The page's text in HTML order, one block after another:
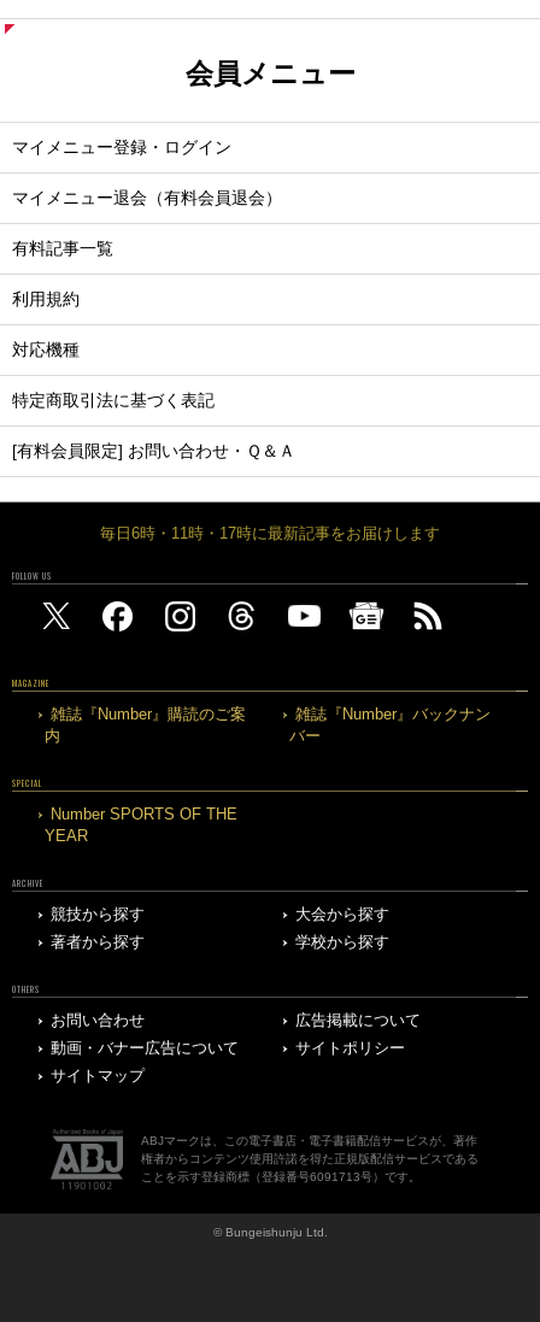
会員メニュー
マイメニュー登録・ログイン
マイメニュー退会（有料会員退会）
有料記事一覧
利用規約
対応機種
特定商取引法に基づく表記
[有料会員限定] お問い合わせ・Ｑ＆Ａ
毎日6時・11時・17時に最新記事をお届けします
FOLLOW US
MAGAZINE
雑誌『Number』購読のご案
内
雑誌『Number』バックナン
バー
SPECIAL
Number SPORTS OF THE
YEAR
ARCHIVE
競技から探す
大会から探す
著者から探す
学校から探す
OTHERS
お問い合わせ
広告掲載について
動画・バナー広告について
サイトポリシー
サイトマップ
ABJマークは、この電子書店・電子書籍配信サービスが、著作
権者からコンテンツ使用許諾を得た正規版配信サービスである
ことを示す登録商標（登録番号6091713号）です。
© Bungeishunju Ltd.